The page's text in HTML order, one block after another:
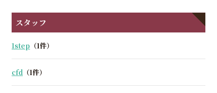
スタッフ
1step （1件）
cfd （1件）